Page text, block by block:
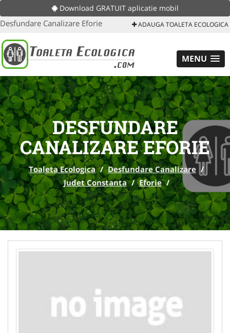
Download GRATUIT aplicatie mobil
Desfundare Canalizare Eforie ADAUGA TOALETA ECOLOGICA
MENU
DESFUNDARE
CANALIZARE EFORIE
Toaleta Ecologica / Desfundare Canalizare /
Judet Constanta / Eforie /